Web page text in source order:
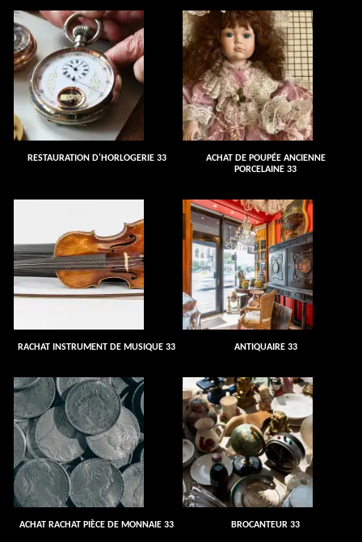
RESTAURATION D'HORLOGERIE 33
ACHAT DE POUPÉE ANCIENNE
PORCELAINE 33
RACHAT INSTRUMENT DE MUSIQUE 33 ANTIQUAIRE 33
ACHAT RACHAT PIÈCE DE MONNAIE 33 BROCANTEUR 33